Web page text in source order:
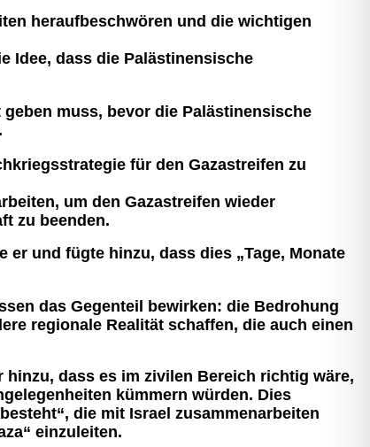
heraufbeschwören und die wichtigen
Idee, dass die Palästinensische
muss, bevor die Palästinensische
für den Gazastreifen zu
um den Gazastreifen wieder
zu beenden.
er und fügte hinzu, dass dies „Tage, Monate
das Gegenteil bewirken: die Bedrohung
regionale Realität schaffen, die auch einen
dass es im zivilen Bereich richtig wäre,
kümmern würden. Dies
die mit Israel zusammenarbeiten
einzuleiten.